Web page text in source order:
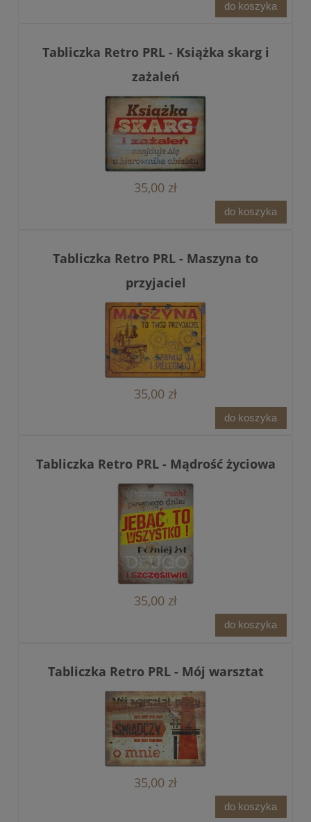
do koszyka
Tabliczka Retro PRL - Książka skarg i
zażaleń
35,00 zł
do koszyka
Tabliczka Retro PRL - Maszyna to
przyjaciel
35,00 zł
do koszyka
Tabliczka Retro PRL - Mądrość życiowa
35,00 zł
do koszyka
Tabliczka Retro PRL - Mój warsztat
35,00 zł
do koszyka